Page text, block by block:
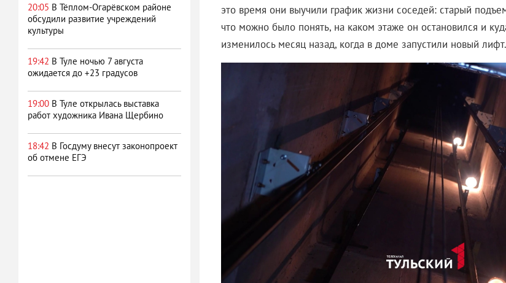
20:05 В Тёплом-Огарёвском районе
обсудили развитие учреждений
культуры
19:42 В Туле ночью 7 августа
ожидается до +23 градусов
19:00 В Туле открылась выставка
работ художника Ивана Щербино
18:42 В Госдуму внесут законопроект
об отмене ЕГЭ
это время они выучили график жизни соседей: старый
что можно было понять, на каком этаже он остановился и
изменилось месяц назад, когда в доме запустили новый лифт.